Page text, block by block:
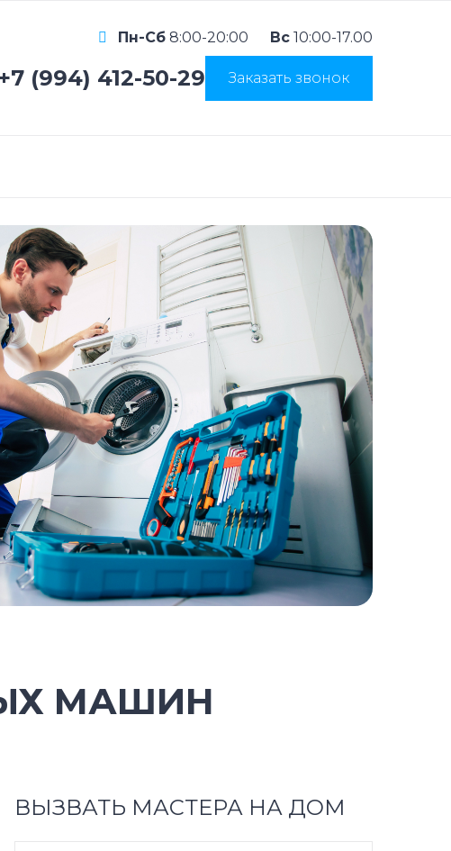
Пн-Сб 8:00-20:00 Вс 10:00-17.00
+7 (994) 412-50-29 Заказать звонок
МАШИН
ВЫЗВАТЬ МАСТЕРА НА ДОМ